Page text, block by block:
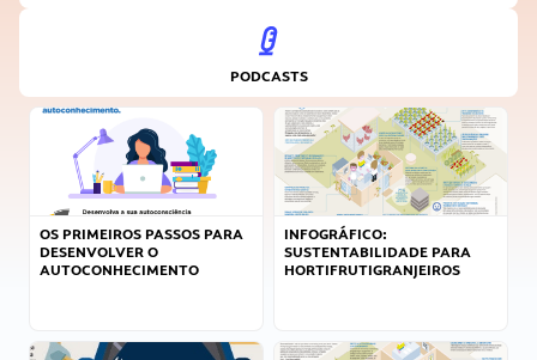
PODCASTS
OS PRIMEIROS PASSOS PARA
DESENVOLVER O
AUTOCONHECIMENTO
INFOGRÁFICO:
SUSTENTABILIDADE PARA
HORTIFRUTIGRANJEIROS